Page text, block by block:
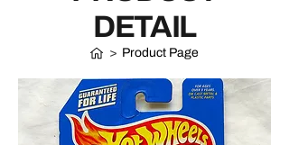
DETAIL
> Product Page